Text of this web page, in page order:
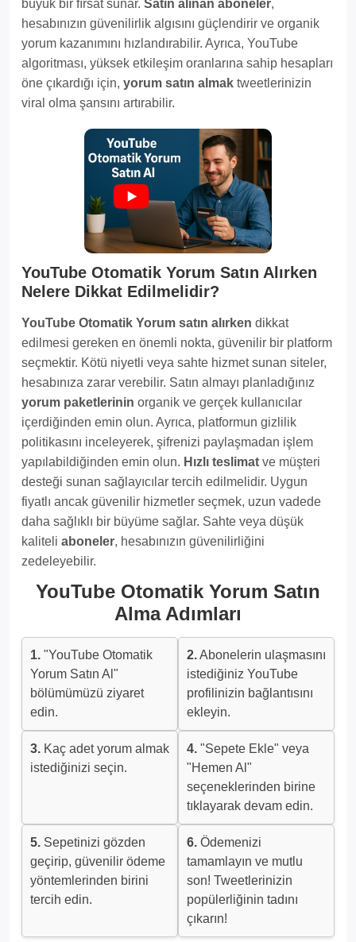
büyük bir fırsat sunar. Satın alınan aboneler,
hesabınızın güvenilirlik algısını güçlendirir ve organik
yorum kazanımını hızlandırabilir. Ayrıca, YouTube
algoritması, yüksek etkileşim oranlarına sahip hesapları
öne çıkardığı için, yorum satın almak tweetlerinizin
viral olma şansını artırabilir.
YouTube Otomatik Yorum Satın Alırken
Nelere Dikkat Edilmelidir?
YouTube Otomatik Yorum satın alırken dikkat
edilmesi gereken en önemli nokta, güvenilir bir platform
seçmektir. Kötü niyetli veya sahte hizmet sunan siteler,
hesabınıza zarar verebilir. Satın almayı planladığınız
yorum paketlerinin organik ve gerçek kullanıcılar
içerdiğinden emin olun. Ayrıca, platformun gizlilik
politikasını inceleyerek, şifrenizi paylaşmadan işlem
yapılabildiğinden emin olun. Hızlı teslimat ve müşteri
desteği sunan sağlayıcılar tercih edilmelidir. Uygun
fiyatlı ancak güvenilir hizmetler seçmek, uzun vadede
daha sağlıklı bir büyüme sağlar. Sahte veya düşük
kaliteli aboneler, hesabınızın güvenilirliğini
zedeleyebilir.
YouTube Otomatik Yorum Satın
Alma Adımları
1. "YouTube Otomatik
Yorum Satın Al"
bölümümüzü ziyaret
edin.
2.Abonelerin ulaşmasını
istediğiniz YouTube
profilinizin bağlantısını
ekleyin.
3. Kaç adet yorum almak
istediğinizi seçin.
4. "Sepete Ekle" veya
"Hemen Al"
seçeneklerinden birine
tıklayarak devam edin.
5. Sepetinizi gözden
geçirip, güvenilir ödeme
yöntemlerinden birini
tercih edin.
6. Ödemenizi
tamamlayın ve mutlu
son! Tweetlerinizin
popülerliğinin tadını
çıkarın!